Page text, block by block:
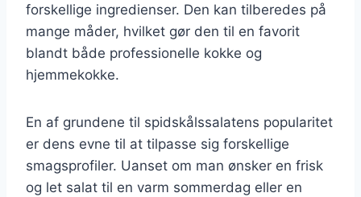
forskellige ingredienser. Den kan tilberedes på
mange måder, hvilket gør den til en favorit
blandt både professionelle kokke og
hjemmekokke.
En af grundene til spidskålssalatens popularitet
er dens evne til at tilpasse sig forskellige
smagsprofiler. Uanset om man ønsker en frisk
og let salat til en varm sommerdag eller en